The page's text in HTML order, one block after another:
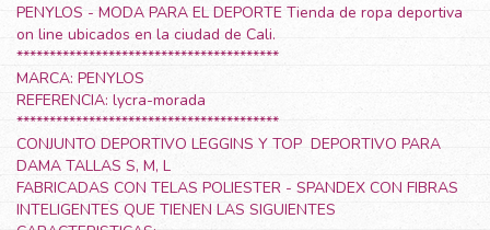
PENYLOS - MODA PARA EL DEPORTE Tienda de ropa deportiva
on line ubicados en la ciudad de Cali.
****************************************
MARCA: PENYLOS
REFERENCIA: lycra-morada
****************************************
CONJUNTO DEPORTIVO LEGGINS Y TOP DEPORTIVO PARA
DAMA TALLAS S, M, L
FABRICADAS CON TELAS POLIESTER - SPANDEX CON FIBRAS
INTELIGENTES QUE TIENEN LAS SIGUIENTES